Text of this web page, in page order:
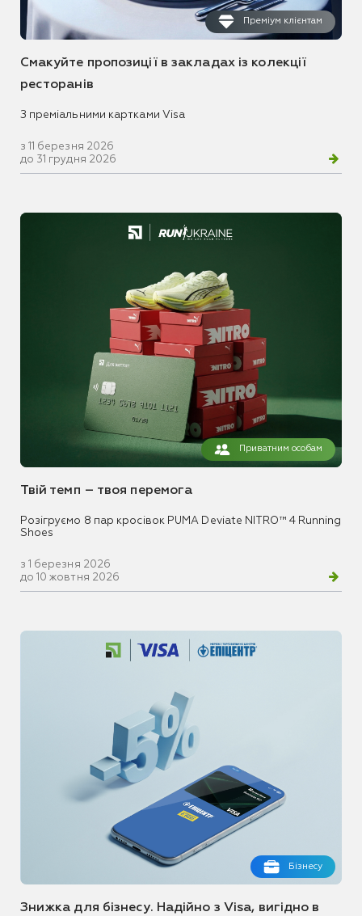
Преміум клієнтам
Смакуйте пропозиції в закладах із колекції
ресторанів
З преміальними картками Visa
з 11 березня 2026
до 31 грудня 2026
Приватним особам
Твій темп – твоя перемога
Розігруємо 8 пар кросівок PUMA Deviate NITRO™ 4 Running
Shoes
з 1 березня 2026
до 10 жовтня 2026
Бізнесу
Знижка для бізнесу. Надійно з Visa, вигідно в